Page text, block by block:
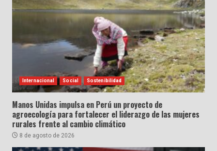
Internacional Social Sostenibilidad
Manos Unidas impulsa en Perú un proyecto de
agroecología para fortalecer el liderazgo de las mujeres
rurales frente al cambio climático
8 de agosto de 2026